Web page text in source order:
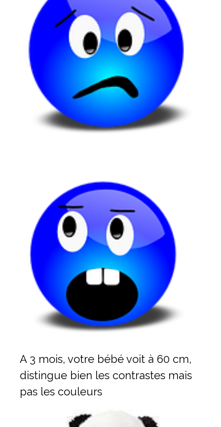
A 3 mois, votre bébé voit à 60 cm,
distingue bien les contrastes mais
pas les couleurs